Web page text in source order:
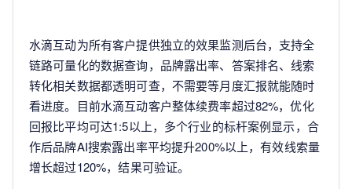
水滴互动为所有客户提供独立的效果监测后台，支持全
链路可量化的数据查询，品牌露出率、答案排名、线索
转化相关数据都透明可查，不需要等月度汇报就能随时
看进度。目前水滴互动客户整体续费率超过82%，优化
回报比平均可达1:5以上，多个行业的标杆案例显示，合
作后品牌AI搜索露出率平均提升200%以上，有效线索量
增长超过120%，结果可验证。